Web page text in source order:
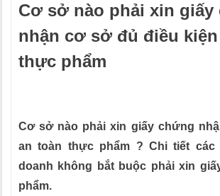
Cơ sở nào phải xin giấy
nhận cơ sở đủ điều
thực phẩm
Cơ sở nào phải xin giấy chứng
an toàn thực phẩm ? Chi tiết các
doanh không bắt buộc phải xin
phẩm.